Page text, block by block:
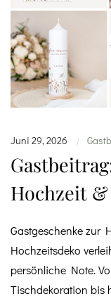
Juni 29, 2026 |
Hochzeit
Gastgeschenke zur
Hochzeitsdeko
persönliche Note.
Tischdekoration bis